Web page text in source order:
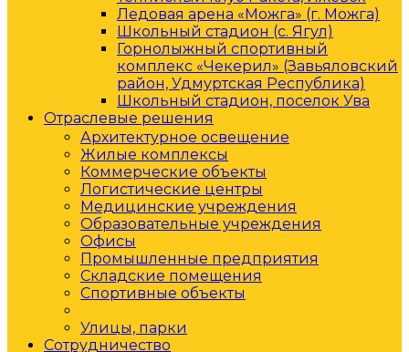
Ледовая арена «Можга» (г. Можга)
Школьный стадион (с. Ягул)
Горнолыжный спортивный
комплекс «Чекерил» (Завьяловский
район, Удмуртская Республика)
Школьный стадион, поселок Ува
Отраслевые решения
Архитектурное освещение
Жилые комплексы
Коммерческие объекты
Логистические центры
Медицинские учреждения
Образовательные учреждения
Офисы
Промышленные предприятия
Складские помещения
Спортивные объекты
Улицы, парки
Сотрудничество